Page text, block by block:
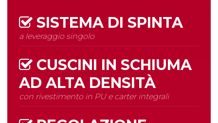
SISTEMA DI SPINTA
a leveraggio singolo
CUSCINI IN SCHIUMA
AD ALTA DENSITÀ
con rivestimento in PU e carter integrali